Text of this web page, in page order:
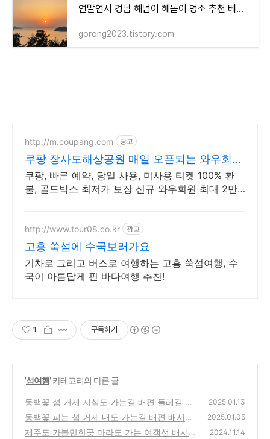
연말연시 경남 해넘이 해돋이 명소 추천 베스트7
gorong2023.tistory.com
http://m.coupang.com 광고
쿠팡 장사도해상공원 매일 오픈되는 와우회원
특가
쿠팡, 빠른 예약, 당일 사용, 미사용 티켓 100% 환
불, 골드박스 최저가 보장 신규 와우회원 최대 2만3
http://www.tour08.co.kr 광고
고흥 쑥섬에 수국보러가요
기차로 그리고 버스로 여행하는 고흥 쑥섬여행, 수
국이 아름답게 핀 바다여행 추천!
1 구독하기
'섬여행' 카테고리의 다른 글
동백꽃 섬 거제 지심도 가는길 배편 둘레길 섬
여행정보
(0)
2025.01.13
동백꽃 피는 섬 거제 내도 가는길 배편 배시간
둘레길 내도6경
(0)
2025.01.05
제주도 가볼만한곳 마라도 가는 여객선 배시간
2024.11.14